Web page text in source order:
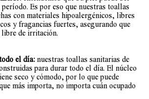
Es por eso que nuestras toallas
con materiales hipoalergénicos, libres
y fragancias fuertes, asegurando que
libre de irritación.
el día: nuestras toallas sanitarias de
para durar todo el día. El núcleo
seco y cómodo, por lo que puede
más importa, no importa cuán ocupado